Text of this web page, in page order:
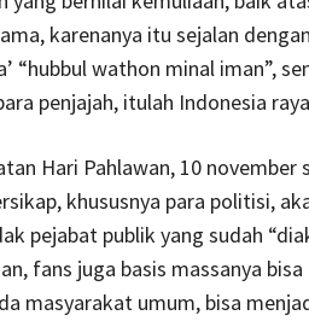
karenanya itu sejalan
“hubbul wathon minal iman”,
penjajah, itulah Indonesia
Hari Pahlawan, 10 november
khususnya para politisi,
pejabat publik yang sudah
fans juga basis massanya
masyarakat umum, bisa